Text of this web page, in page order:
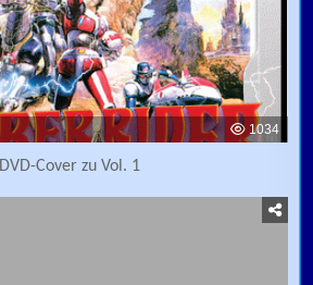
1034
DVD-Cover zu Vol. 1